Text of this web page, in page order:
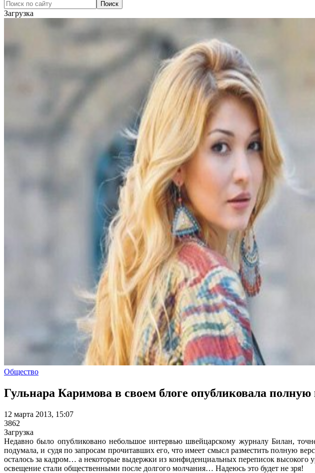
Загрузка
Общество
Гульнара Каримова в своем блоге опубликовала
12 марта 2013, 15:07
3862
Загрузка
Недавно было опубликовано небольшое интервью швейцарскому журналу Билан,
подумала, и судя по запросам прочитавших его, что имеет смысл разместить полную
осталось за кадром… а некоторые выдержки из конфиденциальных переписок высокого
освещение стали общественными после долгого молчания… Надеюсь это будет не зря!